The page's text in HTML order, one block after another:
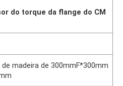
do torque da flange do CM
de madeira de 300mmF*300mm